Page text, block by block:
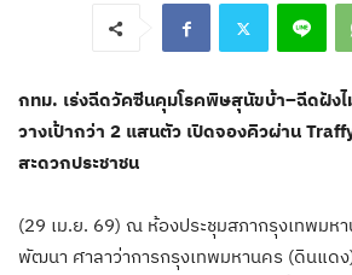
กทม. เร่งฉีดวัคซีนคุมโรคพิษสุนัขบ้า–ฉีดฝัง
วางเป้ากว่า 2 แสนตัว เปิดจองคิวผ่าน
สะดวกประชาชน
(29 เม.ย. 69) ณ ห้องประชุมสภากรุงเทพมหา
พัฒนา ศาลาว่าการกรุงเทพมหานคร (ดินแด